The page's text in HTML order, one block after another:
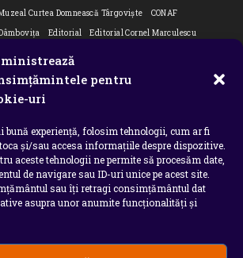
pentru
uri
bună experiență, folosim tehnologii, cum ar fi
și/sau accesa informațiile despre dispozitive.
aceste tehnologii ne permite să procesăm date,
de navigare sau ID-uri unice pe acest site.
sau îți retragi consimțământul dat
asupra unor anumite funcționalități și
Curtea Domnească Târgoviște
CONAF
Editorial
Editorial Cornel Marculescu
ipj dambovita
I Dambovita
ministerul sanatatii Nu-ți uita istoria
Oana Filip
Primaria Dragodana
Primaria Lucieni
Ulmi primăria Târgoviște
PSD Dambovita
Covid 19 Dambovita
Situație Covid-19